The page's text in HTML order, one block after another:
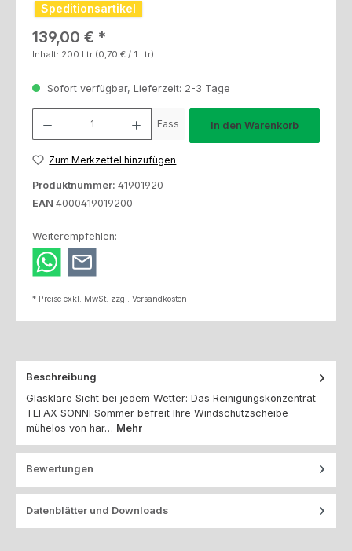
Speditionsartikel
Regulärer Preis:
139,00 €
Inhalt: 200 Ltr (0,70 € / 1 Ltr)
Sofort verfügbar, Lieferzeit: 2-3 Tage
Fass In den Warenkorb
Zum Merkzettel hinzufügen
Produktnummer: 41901920
EAN 4000419019200
Weiterempfehlen:
* Preise exkl. MwSt. zzgl. Versandkosten
Beschreibung
Glasklare Sicht bei jedem Wetter: Das Reinigungskonzentrat
TEFAX SONNI Sommer befreit Ihre Windschutzscheibe
mühelos von har… Mehr
Bewertungen
Datenblätter und Downloads